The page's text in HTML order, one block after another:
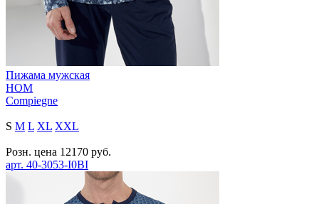
Пижама мужская
HOM
Compiegne
S M L XL XXL
Розн. цена 12170 руб.
арт. 40-3053-I0BI